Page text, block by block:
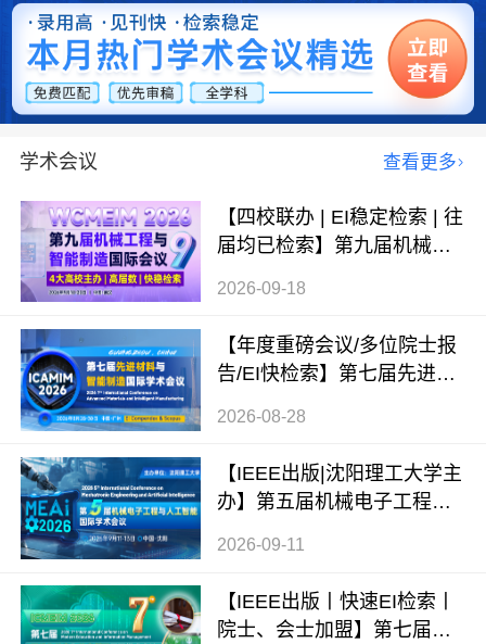
学术会议 查看更多
【四校联办 | EI稳定检索 | 往
届均已检索】第九届机械工
2026-09-18
【年度重磅会议/多位院士报
告/EI快检索】第七届先进材
2026-08-28
【IEEE出版|沈阳理工大学主
办】第五届机械电子工程与
2026-09-11
【IEEE出版丨快速EI检索丨
院士、会士加盟】第七届现